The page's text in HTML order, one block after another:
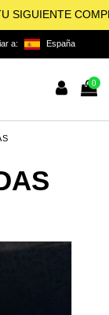
SIGUIENTE
a: España
0